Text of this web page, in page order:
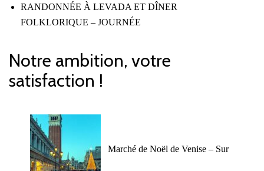
RANDONNÉE À LEVADA ET DÎNER
FOLKLORIQUE – JOURNÉE
Notre ambition, votre
satisfaction !
Marché de Noël de Venise – Sur